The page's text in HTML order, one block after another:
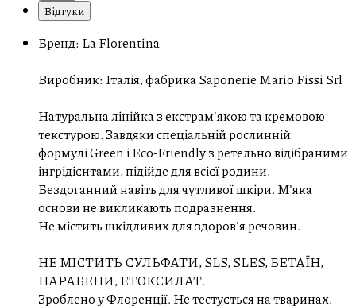
Відгуки
Бренд: La Florentina
Виробник: Італія, фабрика Saponerie Mario Fissi Srl
Натуральна лінійка з екстрам'якою та кремовою
текстурою. Завдяки спеціальній рослинній
формулі Green і Eco-Friendly з ретельно відібраними
інгрідієнтами, підійде для всієї родини.
Бездоганний навіть для чутливої шкіри. М'яка
основи не викликають подразнення.
Не містить шкідливих для здоров'я речовин.
НЕ МІСТИТЬ СУЛЬФАТИ, SLS, SLES, БЕТАЇН,
ПАРАБЕНИ, ЕТОКСИЛАТ.
Зроблено у Флоренції. Не тестується на тваринах.